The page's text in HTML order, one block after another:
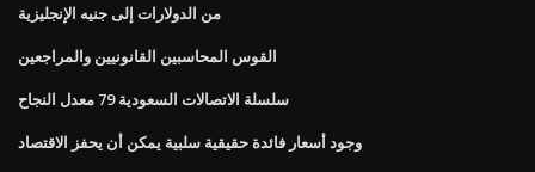
من الدولارات إلى جنيه الإنجليزية
القوس المحاسبين القانونيين والمراجعين
سلسلة الاتصالات السعودية 79 معدل النجاح
وجود أسعار فائدة حقيقية سلبية يمكن أن يحفز الاقتصاد